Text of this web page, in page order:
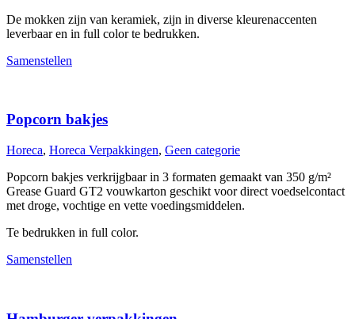
De mokken zijn van keramiek, zijn in diverse kleurenaccenten
leverbaar en in full color te bedrukken.
Samenstellen
Popcorn bakjes
Horeca, Horeca Verpakkingen, Geen categorie
Popcorn bakjes verkrijgbaar in 3 formaten gemaakt van 350 g/m²
Grease Guard GT2 vouwkarton geschikt voor direct voedselcontact
met droge, vochtige en vette voedingsmiddelen.
Te bedrukken in full color.
Samenstellen